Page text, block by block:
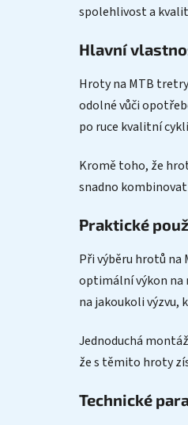
spolehlivost a
Hlavní
Hroty na MTB
odolné vůči
po ruce kvalitní
Kromě toho, že
snadno
Praktické
Při výběru hrotů
optimální výkon na
na jakoukoli výzvu,
Jednoduchá
že s těmito hroty
Technické